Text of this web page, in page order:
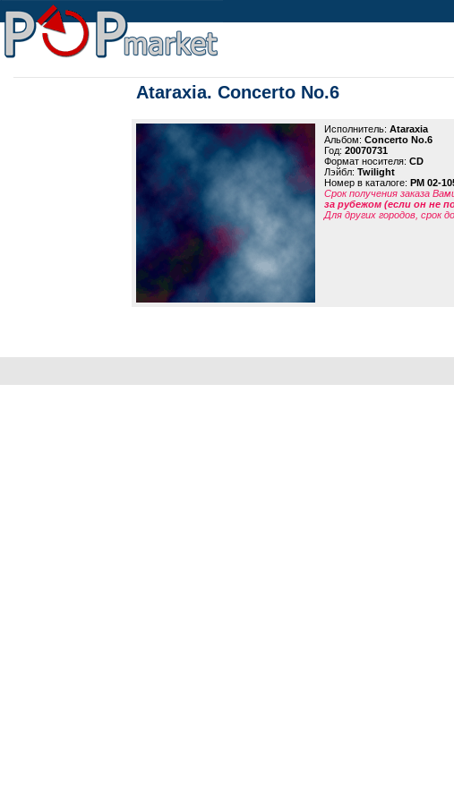
Ataraxia. Concerto No.6
Исполнитель: Ataraxia
Альбом: Concerto No.6
Год: 20070731
Формат носителя: CD
Лэйбл: Twilight
Номер в каталоге: PM 02-
Срок получения заказа
за рубежом (если он не
Для других городов, срок